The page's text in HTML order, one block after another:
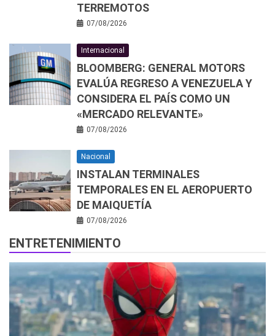
TERREMOTOS
07/08/2026
Internacional
BLOOMBERG: GENERAL MOTORS
EVALÚA REGRESO A VENEZUELA Y
CONSIDERA EL PAÍS COMO UN
«MERCADO RELEVANTE»
07/08/2026
Nacional
INSTALAN TERMINALES
TEMPORALES EN EL AEROPUERTO
DE MAIQUETÍA
07/08/2026
ENTRETENIMIENTO